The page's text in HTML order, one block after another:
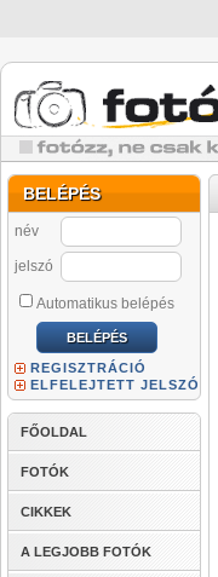
BELÉPÉS
név
jelszó
Automatikus belépés
REGISZTRÁCIÓ
ELFELEJTETT JELSZÓ
FŐOLDAL
FOTÓK
CIKKEK
A LEGJOBB FOTÓK